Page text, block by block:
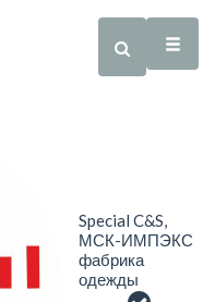
Special C&S,
МСК-ИМПЭКС
фабрика
одежды